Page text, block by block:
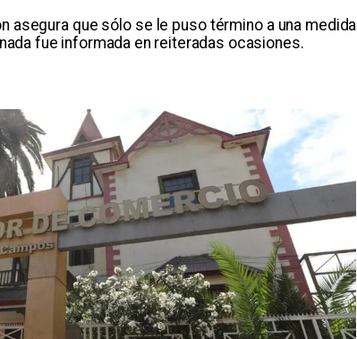
asegura que sólo se le puso término a una medida
fue informada en reiteradas ocasiones.